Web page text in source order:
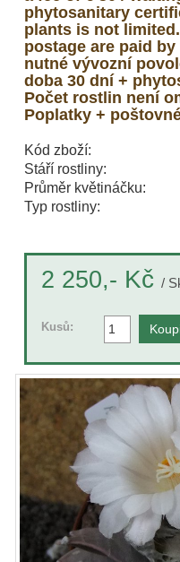
phytosanitary
plants is not
postage are paid
nutné vývozní
doba 30 dní +
Počet rostlin není
Poplatky +
Kód zboží:
Stáří rostliny:
Průměr květináčku:
Typ rostliny:
2 250,- Kč /
Kusů: